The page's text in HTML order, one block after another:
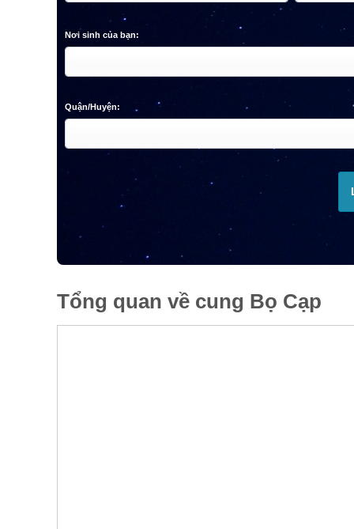
Nơi sinh của bạn:
Quận/Huyện:
Tổng quan về cung Bọ Cạp